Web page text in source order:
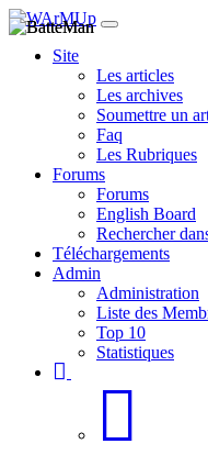
Site
Les articles
Les archives
Soumettre un
Faq
Les Rubriques
Forums
Forums
English Board
Rechercher
Téléchargements
Admin
Administration
Liste des
Top 10
Statistiques